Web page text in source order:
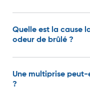
Quelle est la cause
odeur de brûlé ?
Une multiprise
?